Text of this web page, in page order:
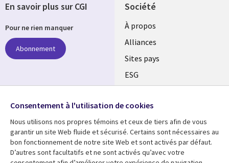
Société
À propos
Alliances
Sites pays
ESG
Fusions
Salle de presse
En savoir plus sur CGI
Pour ne rien manquer
Abonnement
Suivez-nous
Social
Media
Global
FR
Consentement à l'utilisation de cookies
Nous utilisons nos propres témoins et ceux de tiers afin de vous
garantir un site Web fluide et sécurisé. Certains sont nécessaires au
bon fonctionnement de notre site Web et sont activés par défaut.
D’autres sont facultatifs et ne sont activés qu’avec votre